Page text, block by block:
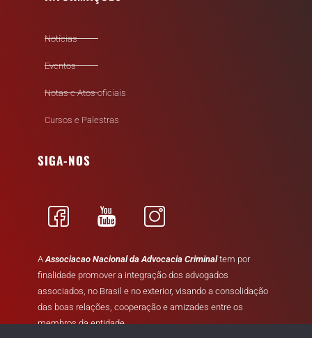
Notícias
Eventos
Notas e Atos oficiais
Cursos e Palestras
SIGA-NOS
AAssociacao Nacional da Advocacia Criminaltem por
finalidade promover a integração dos advogados
associados, no Brasil e no exterior, visando a consolidação
das boas relações, cooperação e amizades entre os
membros da entidade.